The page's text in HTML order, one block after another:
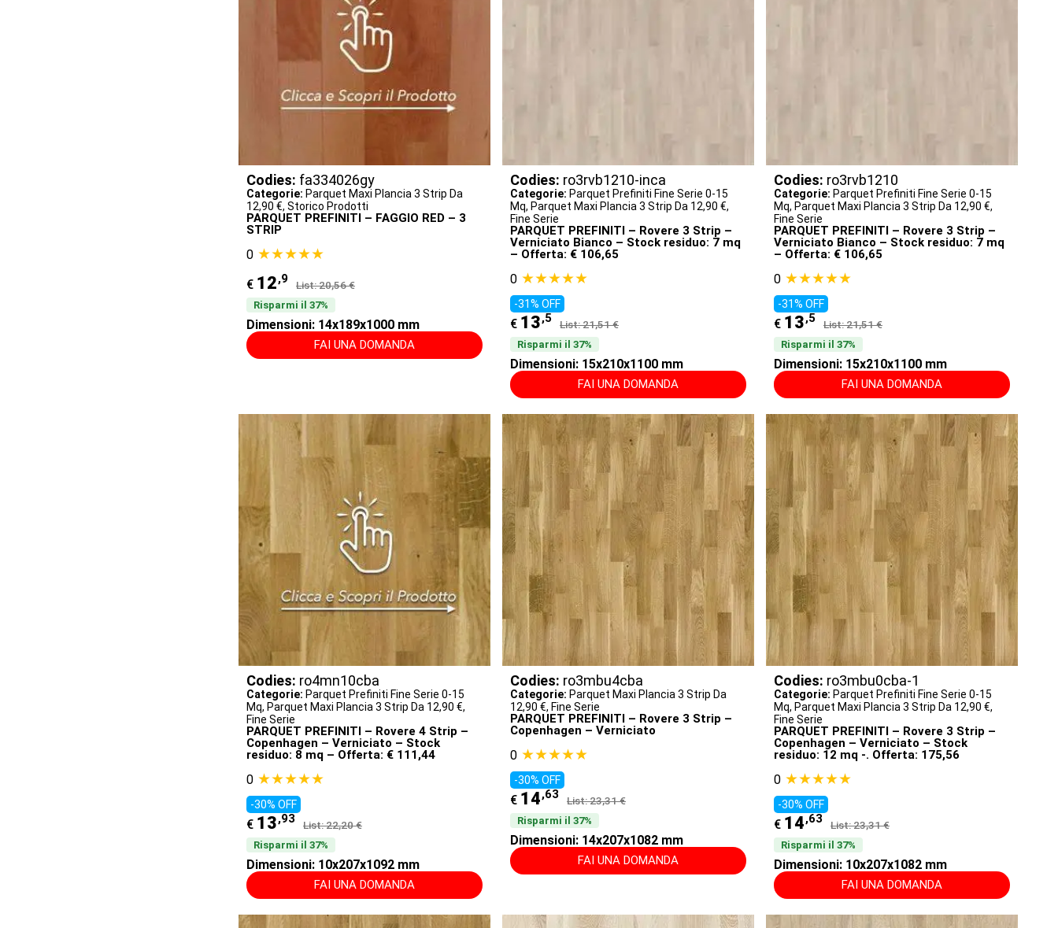
Codies: fa334026gy
Categorie: Parquet Maxi Plancia 3 Strip Da
12,90 €, Storico Prodotti
PARQUET PREFINITI – FAGGIO RED – 3
STRIP
0 ★★★★★
€ 12,9 List: 20,56 €
Risparmi il 37%
Dimensioni: 14x189x1000 mm
FAI UNA DOMANDA
Codies: ro3rvb1210-inca
Categorie: Parquet Prefiniti Fine Serie 0-15
Mq, Parquet Maxi Plancia 3 Strip Da 12,90 €,
Fine Serie
PARQUET PREFINITI – Rovere 3 Strip –
Verniciato Bianco – Stock residuo: 7 mq
– Offerta: € 106,65
0 ★★★★★
-31% OFF
€ 13,5 List: 21,51 €
Risparmi il 37%
Dimensioni: 15x210x1100 mm
FAI UNA DOMANDA
Codies: ro3rvb1210
Categorie: Parquet Prefiniti Fine Serie 0-15
Mq, Parquet Maxi Plancia 3 Strip Da 12,90 €,
Fine Serie
PARQUET PREFINITI – Rovere 3 Strip –
Verniciato Bianco – Stock residuo: 7 mq
– Offerta: € 106,65
0 ★★★★★
-31% OFF
€ 13,5 List: 21,51 €
Risparmi il 37%
Dimensioni: 15x210x1100 mm
FAI UNA DOMANDA
Codies: ro4mn10cba
Categorie: Parquet Prefiniti Fine Serie 0-15
Mq, Parquet Maxi Plancia 3 Strip Da 12,90 €,
Fine Serie
PARQUET PREFINITI – Rovere 4 Strip –
Copenhagen – Verniciato – Stock
residuo: 8 mq – Offerta: € 111,44
0 ★★★★★
-30% OFF
€ 13,93 List: 22,20 €
Risparmi il 37%
Dimensioni: 10x207x1092 mm
FAI UNA DOMANDA
Codies: ro3mbu4cba
Categorie: Parquet Maxi Plancia 3 Strip Da
12,90 €, Fine Serie
PARQUET PREFINITI – Rovere 3 Strip –
Copenhagen – Verniciato
0 ★★★★★
-30% OFF
€ 14,63 List: 23,31 €
Risparmi il 37%
Dimensioni: 14x207x1082 mm
FAI UNA DOMANDA
Codies: ro3mbu0cba-1
Categorie: Parquet Prefiniti Fine Serie 0-15
Mq, Parquet Maxi Plancia 3 Strip Da 12,90 €,
Fine Serie
PARQUET PREFINITI – Rovere 3 Strip –
Copenhagen – Verniciato – Stock
residuo: 12 mq -. Offerta: 175,56
0 ★★★★★
-30% OFF
€ 14,63 List: 23,31 €
Risparmi il 37%
Dimensioni: 10x207x1082 mm
FAI UNA DOMANDA